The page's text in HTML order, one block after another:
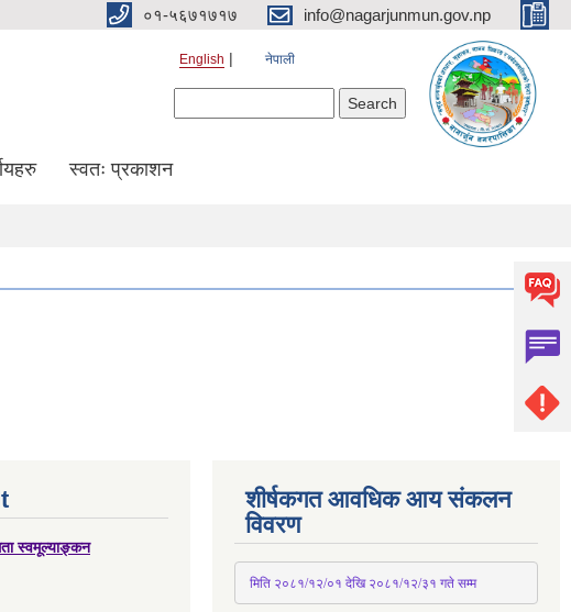
०१-५६७१७१७ info@nagarjunmun.gov.np
English नेपाली
स्वतः प्रकाशन
स्वमूल्याङ्कन
शीर्षकगत आवधिक आय संकलन
विवरण
मिति २०८१/१२/०१ देखि २०८१/१२/३१ गते सम्म